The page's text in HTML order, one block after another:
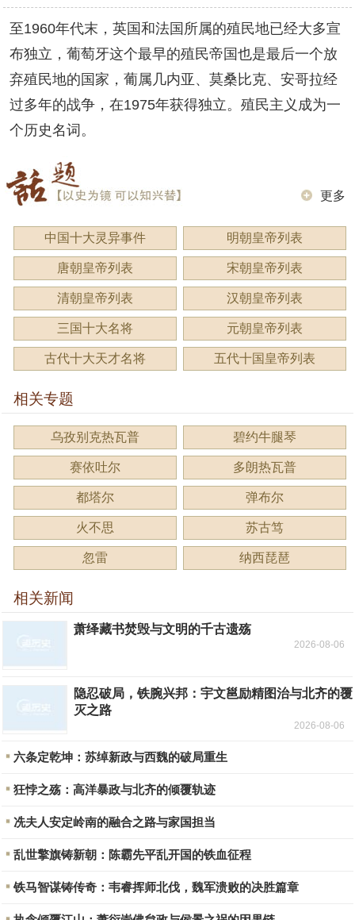
至1960年代末，英国和法国所属的殖民地已经大多宣
布独立，葡萄牙这个最早的殖民帝国也是最后一个放
弃殖民地的国家，葡属几内亚、莫桑比克、安哥拉经
过多年的战争，在1975年获得独立。殖民主义成为一
个历史名词。
更多
中国十大灵异事件 明朝皇帝列表
唐朝皇帝列表 宋朝皇帝列表
清朝皇帝列表 汉朝皇帝列表
三国十大名将 元朝皇帝列表
古代十大天才名将 五代十国皇帝列表
相关专题
乌孜别克热瓦普 碧约牛腿琴
赛依吐尔 多朗热瓦普
都塔尔 弹布尔
火不思 苏古笃
忽雷 纳西琵琶
相关新闻
萧绎藏书焚毁与文明的千古遗殇
2026-08-06
隐忍破局，铁腕兴邦：宇文邕励精图治与北齐的覆
灭之路
2026-08-06
六条定乾坤：苏绰新政与西魏的破局重生
狂悖之殇：高洋暴政与北齐的倾覆轨迹
冼夫人安定岭南的融合之路与家国担当
乱世擎旗铸新朝：陈霸先平乱开国的铁血征程
铁马智谋铸传奇：韦睿挥师北伐，魏军溃败的决胜篇章